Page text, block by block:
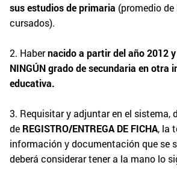
sus estudios de primaria (promedio
cursados).
2. Habernacido a partir del año 2012
NINGÚN grado de secundaria en otra
educativa.
3. Requisitar y adjuntar en el sistema,
de REGISTRO/ENTREGA DE FICHA, la
información y documentación que se
deberá considerar tener a la mano lo